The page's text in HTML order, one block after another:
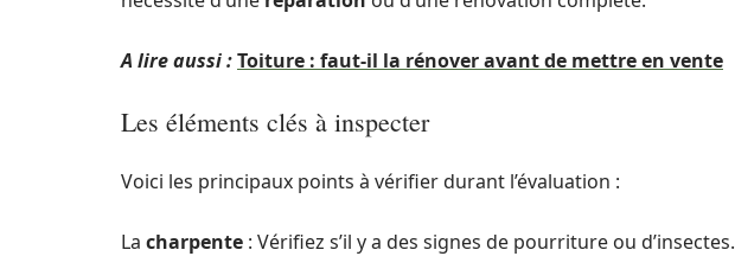
A lire aussi :Toiture : faut-il la rénover avant de mettre en vente
Les éléments clés à inspecter
Voici les principaux points à vérifier durant l’évaluation :
La charpente : Vérifiez s’il y a des signes de pourriture ou d’insectes.